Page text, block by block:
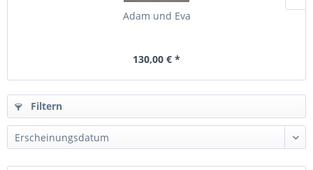
Adam und Eva
130,00 € *
Filtern